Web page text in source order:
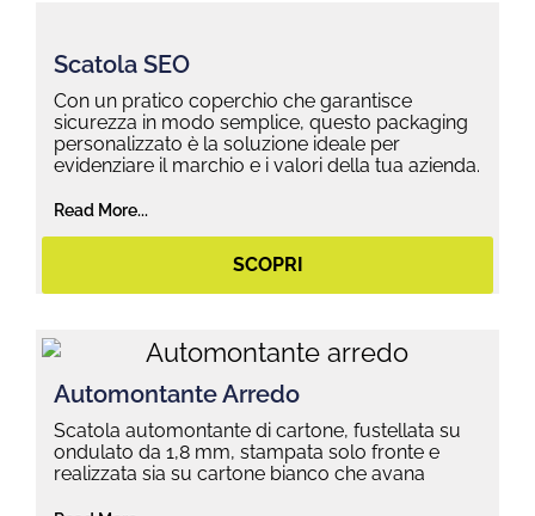
Scatola SEO
Con un pratico coperchio che garantisce
sicurezza in modo semplice, questo packaging
personalizzato è la soluzione ideale per
evidenziare il marchio e i valori della tua azienda.
Read More...
SCOPRI
Automontante Arredo
Scatola automontante di cartone, fustellata su
ondulato da 1,8 mm, stampata solo fronte e
realizzata sia su cartone bianco che avana